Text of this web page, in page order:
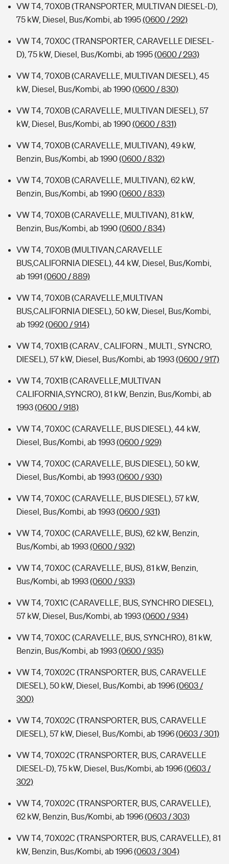
Sie haben Fragen?
Zur Übersicht
Tools
Kinderunfall-Check: Mehr Sicherheit für deine Kids
Typklassen: So ist Ihr Auto eingestuft
Sie haben Fragen?
VW T4, 70X0B (TRANSPORTER, MULTIVAN DIESEL-D),
75 kW, Diesel, Bus/Kombi, ab 1995(0600 / 292)
VW T4, 70X0C (TRANSPORTER, CARAVELLE DIESEL-
D), 75 kW, Diesel, Bus/Kombi, ab 1995(0600 / 293)
VW T4, 70X0B (CARAVELLE, MULTIVAN DIESEL), 45
kW, Diesel, Bus/Kombi, ab 1990(0600 / 830)
VW T4, 70X0B (CARAVELLE, MULTIVAN DIESEL), 57
kW, Diesel, Bus/Kombi, ab 1990(0600 / 831)
VW T4, 70X0B (CARAVELLE, MULTIVAN), 49 kW,
Benzin, Bus/Kombi, ab 1990(0600 / 832)
VW T4, 70X0B (CARAVELLE, MULTIVAN), 62 kW,
Benzin, Bus/Kombi, ab 1990(0600 / 833)
VW T4, 70X0B (CARAVELLE, MULTIVAN), 81 kW,
Benzin, Bus/Kombi, ab 1990(0600 / 834)
VW T4, 70X0B (MULTIVAN,CARAVELLE
BUS,CALIFORNIA DIESEL), 44 kW, Diesel, Bus/Kombi,
ab 1991 (0600 / 889)
VW T4, 70X0B (CARAVELLE,MULTIVAN
BUS,CALIFORNIA DIESEL), 50 kW, Diesel, Bus/Kombi,
ab 1992(0600 / 914)
VW T4, 70X1B (CARAV., CALIFORN., MULTI., SYNCRO,
DIESEL), 57 kW, Diesel, Bus/Kombi, ab 1993(0600 / 917)
VW T4, 70X1B (CARAVELLE,MULTIVAN
CALIFORNIA,SYNCRO), 81 kW, Benzin, Bus/Kombi, ab
1993(0600 / 918)
VW T4, 70X0C (CARAVELLE, BUS DIESEL), 44 kW,
Diesel, Bus/Kombi, ab 1993(0600 / 929)
VW T4, 70X0C (CARAVELLE, BUS DIESEL), 50 kW,
Diesel, Bus/Kombi, ab 1993(0600 / 930)
VW T4, 70X0C (CARAVELLE, BUS DIESEL), 57 kW,
Diesel, Bus/Kombi, ab 1993(0600 / 931)
VW T4, 70X0C (CARAVELLE, BUS), 62 kW, Benzin,
Bus/Kombi, ab 1993(0600 / 932)
VW T4, 70X0C (CARAVELLE, BUS), 81 kW, Benzin,
Bus/Kombi, ab 1993(0600 / 933)
VW T4, 70X1C (CARAVELLE, BUS, SYNCHRO DIESEL),
57 kW, Diesel, Bus/Kombi, ab 1993(0600 / 934)
VW T4, 70X0C (CARAVELLE, BUS, SYNCHRO), 81 kW,
Benzin, Bus/Kombi, ab 1993(0600 / 935)
VW T4, 70X02C (TRANSPORTER, BUS, CARAVELLE
DIESEL), 50 kW, Diesel, Bus/Kombi, ab 1996(0603 /
300)
VW T4, 70X02C (TRANSPORTER, BUS, CARAVELLE
DIESEL), 57 kW, Diesel, Bus/Kombi, ab 1996(0603 / 301)
VW T4, 70X02C (TRANSPORTER, BUS, CARAVELLE
DIESEL-D), 75 kW, Diesel, Bus/Kombi, ab 1996(0603 /
302)
VW T4, 70X02C (TRANSPORTER, BUS, CARAVELLE),
62 kW, Benzin, Bus/Kombi, ab 1996(0603 / 303)
VW T4, 70X02C (TRANSPORTER, BUS, CARAVELLE), 81
kW, Benzin, Bus/Kombi, ab 1996(0603 / 304)